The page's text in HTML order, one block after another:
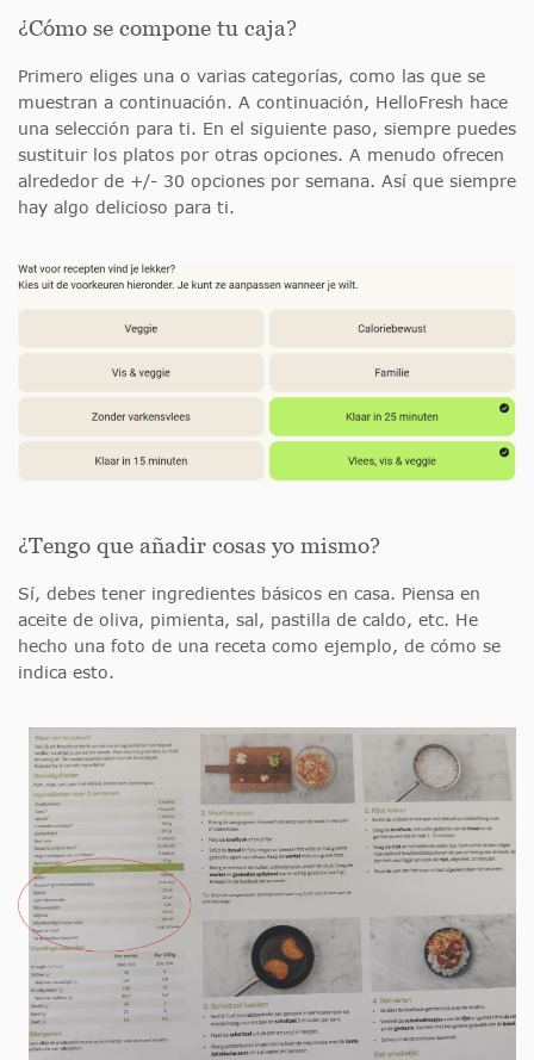
¿Cómo se compone tu caja?
Primero eliges una o varias categorías, como las que se
muestran a continuación. A continuación, HelloFresh hace
una selección para ti. En el siguiente paso, siempre puedes
sustituir los platos por otras opciones. A menudo ofrecen
alrededor de +/- 30 opciones por semana. Así que siempre
hay algo delicioso para ti.
¿Tengo que añadir cosas yo mismo?
Sí, debes tener ingredientes básicos en casa. Piensa en
aceite de oliva, pimienta, sal, pastilla de caldo, etc. He
hecho una foto de una receta como ejemplo, de cómo se
indica esto.